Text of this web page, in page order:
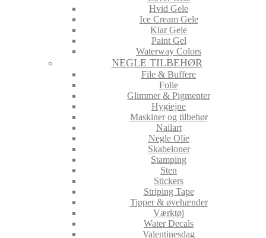
Hvid Gele
Ice Cream Gele
Klar Gele
Paint Gel
Waterway Colors
NEGLE TILBEHØR
File & Buffere
Folie
Glimmer & Pigmenter
Hygiejne
Maskiner og tilbehør
Nailart
Negle Olie
Skabeloner
Stamping
Sten
Stickers
Striping Tape
Tipper & øvehænder
Værktøj
Water Decals
Valentinesdag